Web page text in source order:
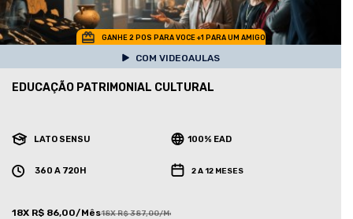
GANHE 2 POS PARA VOCE +1 PARA UM AMIGO
COM VIDEOAULAS
EDUCAÇÃO PATRIMONIAL CULTURAL
LATO SENSU 100% EAD
360 A 720H 2 A 12 MESES
18X R$ 86,00/Mês18X R$ 387,00/Mês